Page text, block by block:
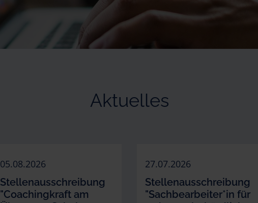
Aktuelles
05.08.2026
Stellenausschreibung
"Coachingkraft am
27.07.2026
Stellenausschreibung
"Sachbearbeiter*in für